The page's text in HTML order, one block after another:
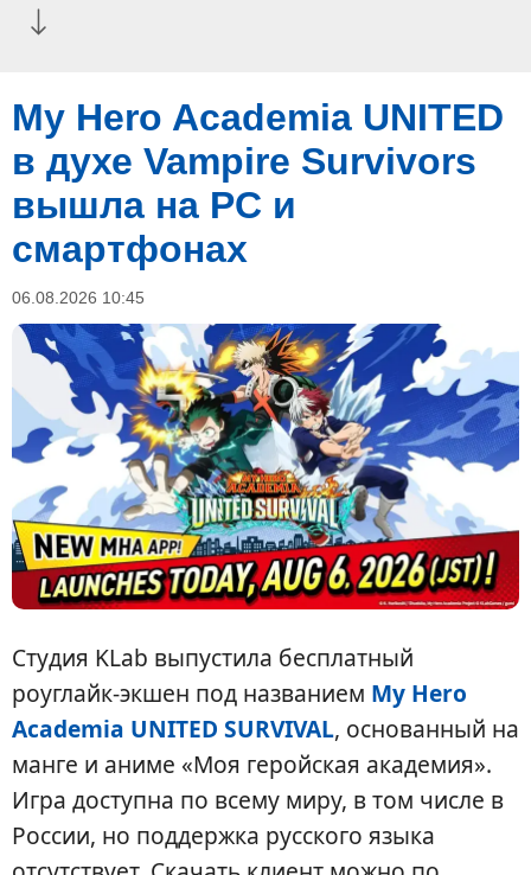
My Hero Academia UNITED
в духе Vampire Survivors
вышла на PC и
смартфонах
06.08.2026 10:45
Студия KLab выпустила бесплатный
роуглайк-экшен под названием My Hero
Academia UNITED SURVIVAL, основанный на
манге и аниме «Моя геройская академия».
Игра доступна по всему миру, в том числе в
России, но поддержка русского языка